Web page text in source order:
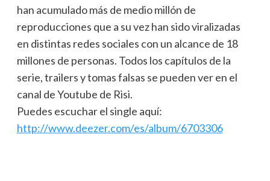
han acumulado más de medio millón de
reproducciones que a su vez han sido viralizadas
en distintas redes sociales con un alcance de 18
millones de personas. Todos los capítulos de la
serie, trailers y tomas falsas se pueden ver en el
canal de Youtube de Risi.
Puedes escuchar el single aquí:
http://www.deezer.com/es/album/6703306